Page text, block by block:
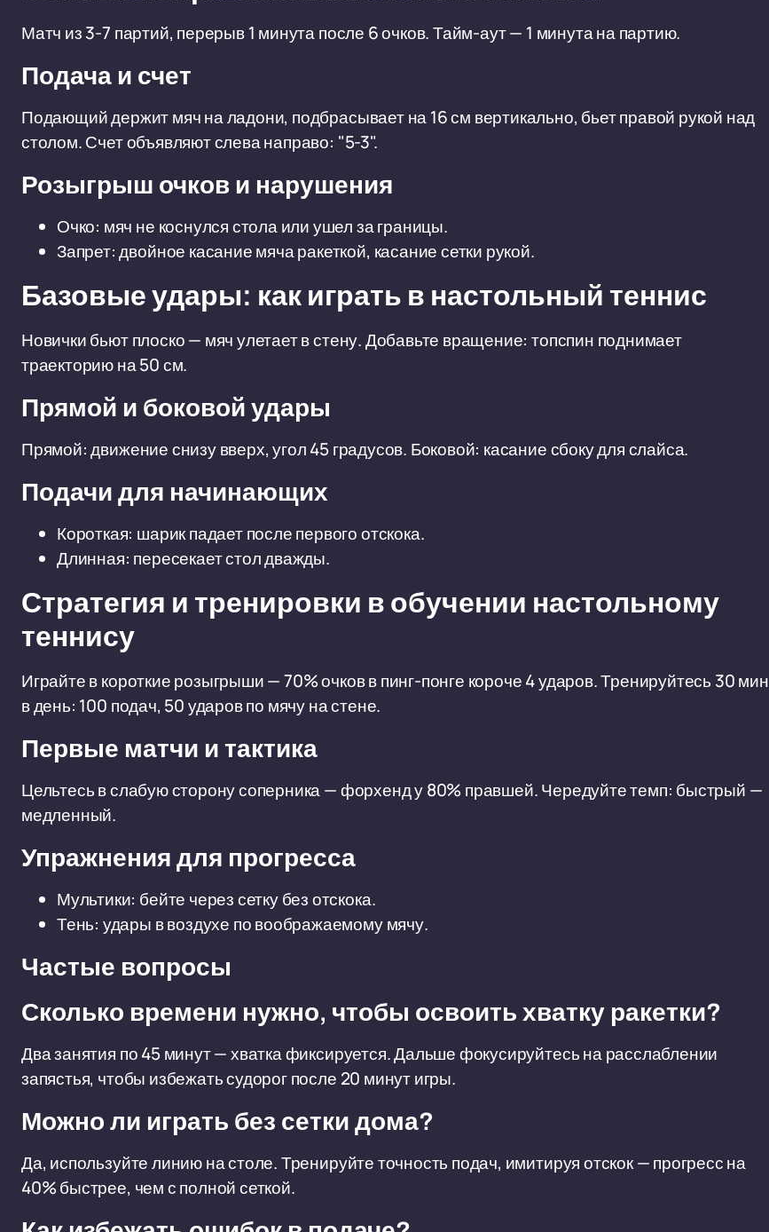
Матч из 3-7 партий, перерыв 1 минута после 6 очков. Тайм-аут — 1 минута на партию.
Подача и счет
Подающий держит мяч на ладони, подбрасывает на 16 см вертикально, бьет правой рукой над
столом. Счет объявляют слева направо: "5-3".
Розыгрыш очков и нарушения
Очко: мяч не коснулся стола или ушел за границы.
Запрет: двойное касание мяча ракеткой, касание сетки рукой.
Базовые удары: как играть в настольный теннис
Новички бьют плоско — мяч улетает в стену. Добавьте вращение: топспин поднимает
траекторию на 50 см.
Прямой и боковой удары
Прямой: движение снизу вверх, угол 45 градусов. Боковой: касание сбоку для слайса.
Подачи для начинающих
Короткая: шарик падает после первого отскока.
Длинная: пересекает стол дважды.
Стратегия и тренировки в обучении настольному
теннису
Играйте в короткие розыгрыши — 70% очков в пинг-понге короче 4 ударов. Тренируйтесь 30 мин
в день: 100 подач, 50 ударов по мячу на стене.
Первые матчи и тактика
Цельтесь в слабую сторону соперника — форхенд у 80% правшей. Чередуйте темп: быстрый —
медленный.
Упражнения для прогресса
Мультики: бейте через сетку без отскока.
Тень: удары в воздухе по воображаемому мячу.
Частые вопросы
Сколько времени нужно, чтобы освоить хватку ракетки?
Два занятия по 45 минут — хватка фиксируется. Дальше фокусируйтесь на расслаблении
запястья, чтобы избежать судорог после 20 минут игры.
Можно ли играть без сетки дома?
Да, используйте линию на столе. Тренируйте точность подач, имитируя отскок — прогресс на
40% быстрее, чем с полной сеткой.